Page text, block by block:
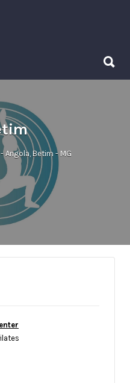
Angola, Betim - MG